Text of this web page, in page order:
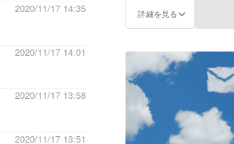
2020/11/17 14:35
2020/11/17 14:01
2020/11/17 13:58
2020/11/17 13:51
詳細を見る